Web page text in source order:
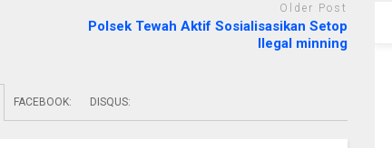
Older Post
Polsek Tewah Aktif Sosialisasikan Setop
Ilegal minning
FACEBOOK: DISQUS: